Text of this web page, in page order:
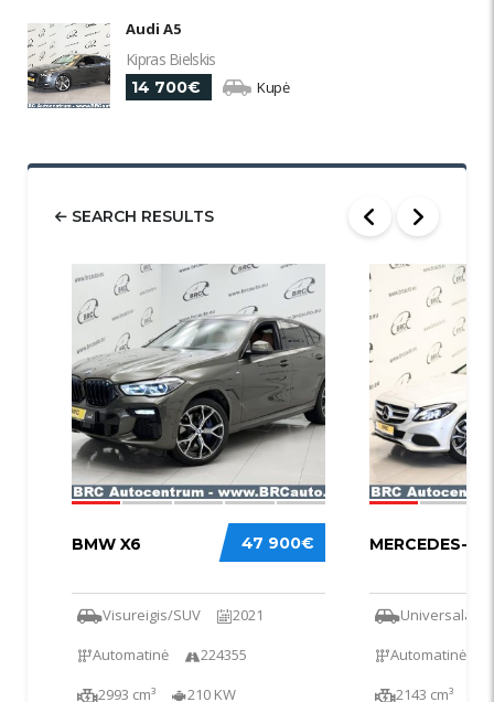
Audi A5
Kipras Bielskis
14 700€ Kupė
SEARCH RESULTS
58
47 900€
BMW X6
Visureigis/SUV
2021
Automatinė
224355
2993 cm³
210 KW
52
MERCEDES-
Universalas
Automatinė
2143 cm³